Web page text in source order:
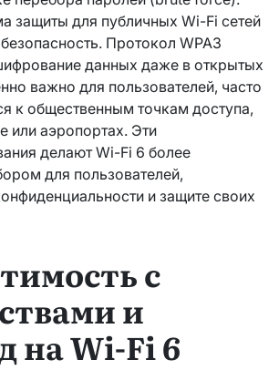
защиты для публичных Wi-Fi сетей
Протокол WPA3
данных даже в открытых
важно для пользователей, часто
к общественным точкам доступа,
или аэропортах. Эти
делают Wi-Fi 6 более
для пользователей,
и защите своих
с
и
на Wi-Fi 6